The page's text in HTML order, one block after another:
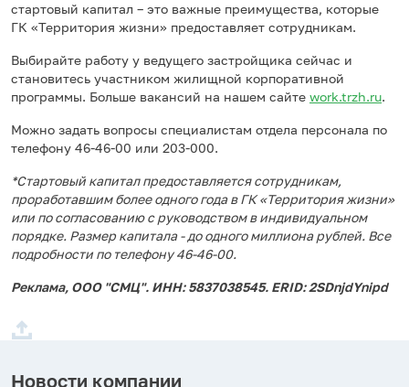
стартовый капитал – это важные преимущества, которые
ГК «Территория жизни» предоставляет сотрудникам.
Выбирайте работу у ведущего застройщика сейчас и
становитесь участником жилищной корпоративной
программы. Больше вакансий на нашем сайте work.trzh.ru.
Можно задать вопросы специалистам отдела персонала по
телефону 46-46-00 или 203-000.
*Стартовый капитал предоставляется сотрудникам,
проработавшим более одного года в ГК «Территория жизни»
или по согласованию с руководством в индивидуальном
порядке. Размер капитала - до одного миллиона рублей. Все
подробности по телефону 46-46-00.
Реклама, ООО "СМЦ". ИНН: 5837038545. ERID: 2SDnjdYnipd
Новости компании